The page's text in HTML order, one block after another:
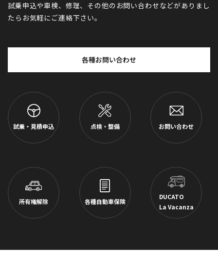
試乗申込や車検、修理、その他のお問い合わせなどがありまし
たらお気軽にご連絡下さい。
各種お問い合わせ
試乗・見積申込 点検・整備 お問い合わせ
所有権解除 各種自動車保険
DUCATO
La Vacanza